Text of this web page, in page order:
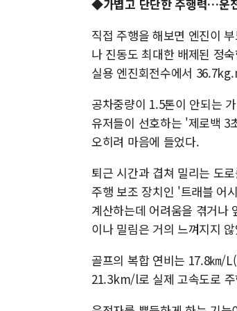
◆가볍고 단단한 주행력…운
직접 주행을 해보면 엔진이
나 진동도 최대한 배제된 정
실용 엔진회전수에서
공차중량이 1.5톤이 안되는
유저들이 선호하는 '제로백 3
오히려 마음에 들었다.
퇴근 시간과 겹쳐 밀리는 도
주행 보조 장치인 '트래블 어
계산하는데 어려움을 겪거나
이나 밀림은 거의 느껴지지
골프의 복합 연비는 17.8㎞/
21.3km/l로 실제 고속도로